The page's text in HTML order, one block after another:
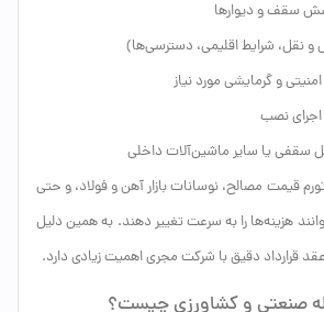
سقف و دیوارها
نقل، شرایط اقلیمی، دسترسی‌ها)
و گرمایشی مورد نیاز
اجرای نصب
سقفی یا سایر ماشین‌آلات داخلی
قیمت مصالح، نوسانات بازار آهن و فولاد، و حتی
هزینه‌ها را به سرعت تغییر دهند. به همین دلیل
قرارداد دقیق با شرکت مجری اهمیت زیادی دارد.
صنعتی و کشاورزی چیست؟